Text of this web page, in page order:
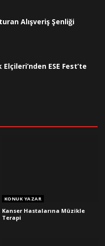
Alışveriş Şenliği
Elçileri’nden ESE Fest’te
KONUK YAZAR
Kanser Hastalarına Müzikle
Terapi